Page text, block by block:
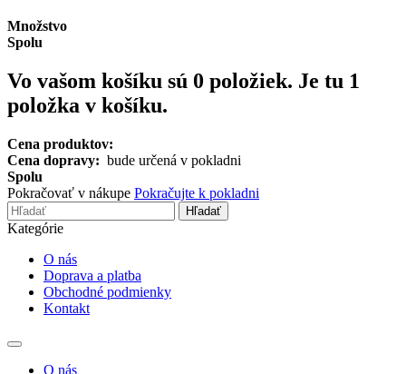
Množstvo
Spolu
Vo vašom košíku sú 0 položiek. Je tu 1
položka v košíku.
Cena produktov:
Cena dopravy: bude určená v pokladni
Spolu
Pokračovať v nákupe Pokračujte k pokladni
Hľadať
Kategórie
O nás
Doprava a platba
Obchodné podmienky
Kontakt
Toggle
navigationO nás